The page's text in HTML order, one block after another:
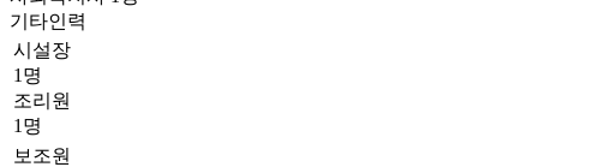
기타인력
시설장
1명
조리원
1명
보조원